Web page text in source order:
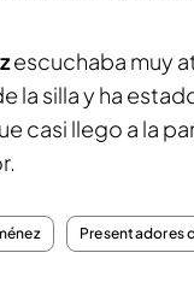
escuchaba muy
la silla y ha
casi llego a la
Presentadores